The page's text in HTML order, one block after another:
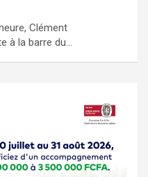
Clément
à la barre du…